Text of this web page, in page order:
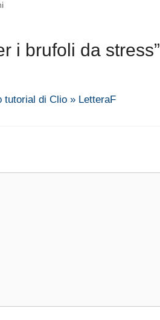
i brufoli da stress”
di Clio » LetteraF